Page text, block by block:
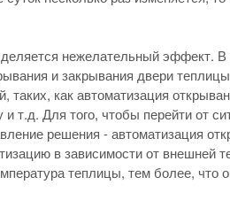
нежелательный эффект.
и закрывания двери
как автоматизация
т.д. Для того, чтобы перейти от
решения - автоматизация
в зависимости от внешней
теплицы, тем более, что